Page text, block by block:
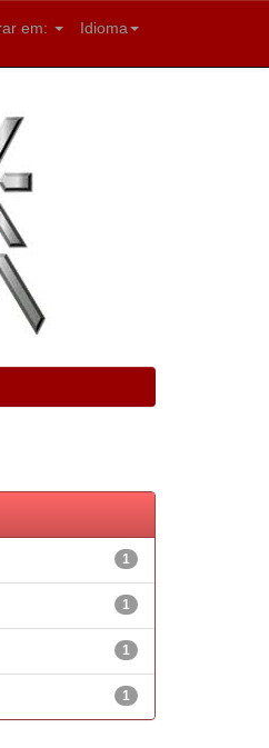
Idioma
em:
1
1
1
1